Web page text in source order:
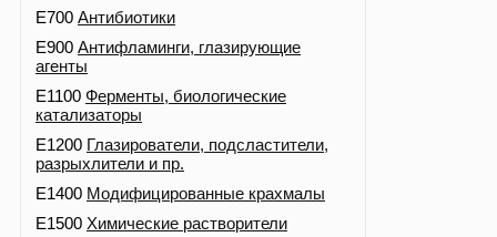
E700 Антибиотики
E900 Антифламинги, глазирующие
агенты
E1100 Ферменты, биологические
катализаторы
E1200 Глазирователи, подсластители,
разрыхлители и пр.
E1400 Модифицированные крахмалы
E1500 Химические растворители